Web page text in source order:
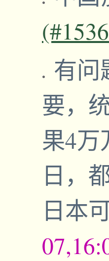
有问
要，
果4
日，
日本